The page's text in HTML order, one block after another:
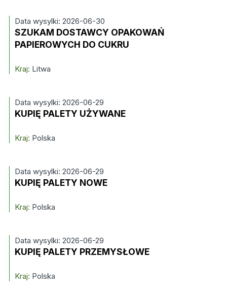
Data wysylki: 2026-06-30
SZUKAM DOSTAWCY OPAKOWAŃ
PAPIEROWYCH DO CUKRU
Kraj: Litwa
Data wysylki: 2026-06-29
KUPIĘ PALETY UŻYWANE
Kraj: Polska
Data wysylki: 2026-06-29
KUPIĘ PALETY NOWE
Kraj: Polska
Data wysylki: 2026-06-29
KUPIĘ PALETY PRZEMYSŁOWE
Kraj: Polska